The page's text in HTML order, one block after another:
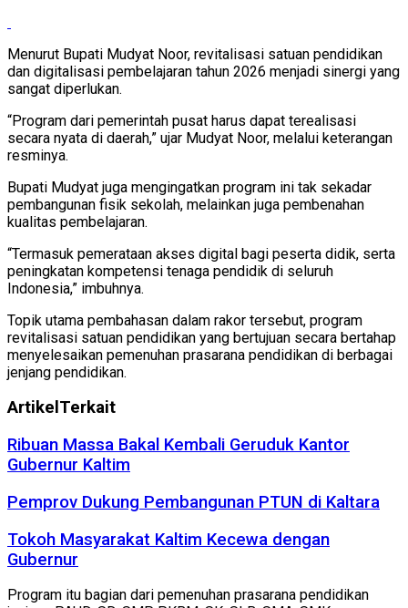
Menurut Bupati Mudyat Noor, revitalisasi satuan pendidikan
dan digitalisasi pembelajaran tahun 2026 menjadi sinergi yang
sangat diperlukan.
“Program dari pemerintah pusat harus dapat terealisasi
secara nyata di daerah,” ujar Mudyat Noor, melalui keterangan
resminya.
Bupati Mudyat juga mengingatkan program ini tak sekadar
pembangunan fisik sekolah, melainkan juga pembenahan
kualitas pembelajaran.
“Termasuk pemerataan akses digital bagi peserta didik, serta
peningkatan kompetensi tenaga pendidik di seluruh
Indonesia,” imbuhnya.
Topik utama pembahasan dalam rakor tersebut, program
revitalisasi satuan pendidikan yang bertujuan secara bertahap
menyelesaikan pemenuhan prasarana pendidikan di berbagai
jenjang pendidikan.
Artikel Terkait
Ribuan Massa Bakal Kembali Geruduk Kantor
Gubernur Kaltim
Pemprov Dukung Pembangunan PTUN di Kaltara
Tokoh Masyarakat Kaltim Kecewa dengan
Gubernur
Program itu bagian dari pemenuhan prasarana pendidikan